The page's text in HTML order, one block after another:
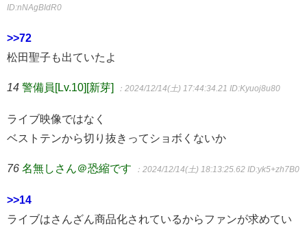
ID:nNAgBIdR0
>>72
松田聖子も出ていたよ
14 警備員[Lv.10][新芽] ：2024/12/14(土) 17:44:34.21 ID:Kyuoj8u80
ライブ映像ではなく
ベストテンから切り抜きってショボくないか
76 名無しさん＠恐縮です ：2024/12/14(土) 18:13:25.62 ID:yk5+zh7B0
>>14
ライブはさんざん商品化されているからファンが求めてい